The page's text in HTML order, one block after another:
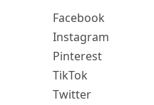
Facebook
Instagram
Pinterest
TikTok
Twitter